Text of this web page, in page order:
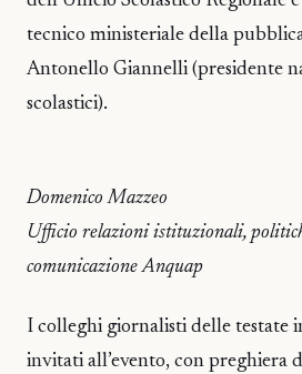
tecnico ministeriale della
Antonello Giannelli (presidente
scolastici).
Domenico Mazzeo
Ufficio relazioni istituzionali,
comunicazione Anquap
I colleghi giornalisti delle testate
invitati all’evento, con preghiera